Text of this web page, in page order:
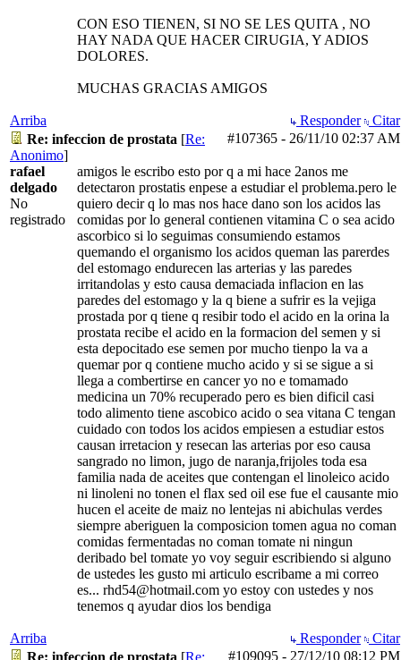
CON ESO TIENEN, SI NO SE LES QUITA , NO
HAY NADA QUE HACER CIRUGIA, Y ADIOS
DOLORES.
MUCHAS GRACIAS AMIGOS
Arriba Responder
Citar
#107365 - 26/11/10 02:37 AM
Re: infeccion de prostata [Re:
Anonimo]
rafael
delgado
No
registrado
amigos le escribo esto por q a mi hace 2anos me
detectaron prostatis enpese a estudiar el problema.pero le
quiero decir q lo mas nos hace dano son los acidos las
comidas por lo general contienen vitamina C o sea acido
ascorbico si lo seguimas consumiendo estamos
quemando el organismo los acidos queman las parerdes
del estomago endurecen las arterias y las paredes
irritandolas y esto causa demaciada inflacion en las
paredes del estomago y la q biene a sufrir es la vejiga
prostada por q tiene q resibir todo el acido en la orina la
prostata recibe el acido en la formacion del semen y si
esta depocitado ese semen por mucho tienpo la va a
quemar por q contiene mucho acido y si se sigue a si
llega a combertirse en cancer yo no e tomamado
medicina un 70% recuperado pero es bien dificil casi
todo alimento tiene ascobico acido o sea vitana C tengan
cuidado con todos los acidos empiesen a estudiar estos
causan irretacion y resecan las arterias por eso causa
sangrado no limon, jugo de naranja,frijoles toda esa
familia nada de aceites que contengan el linoleico acido
ni linoleni no tonen el flax sed oil ese fue el causante mio
hucen el aceite de maiz no lentejas ni abichulas verdes
siempre aberiguen la composicion tomen agua no coman
comidas fermentadas no coman tomate ni ningun
deribado bel tomate yo voy seguir escribiendo si alguno
de ustedes les gusto mi articulo escribame a mi correo
es... rhd54@hotmail.com yo estoy con ustedes y nos
tenemos q ayudar dios los bendiga
Arriba Responder
Citar
#109095 - 27/12/10 08:12 PM
Re: infeccion de prostata [Re: